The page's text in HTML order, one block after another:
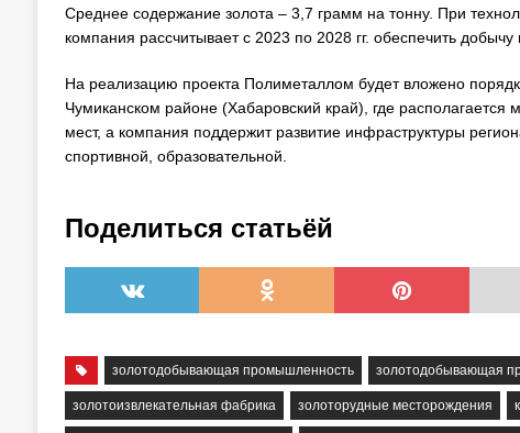
Среднее содержание золота – 3,7 грамм на тонну. При
компания рассчитывает с 2023 по 2028 гг. обеспечить добычу
На реализацию проекта Полиметаллом будет вложено
Чумиканском районе (Хабаровский край), где
мест, а компания поддержит развитие инфраструктуры
спортивной, образовательной.
Поделиться статьёй
золотодобывающая промышленность золотодобывающая
золотоизвлекательная фабрика золоторудные месторождения